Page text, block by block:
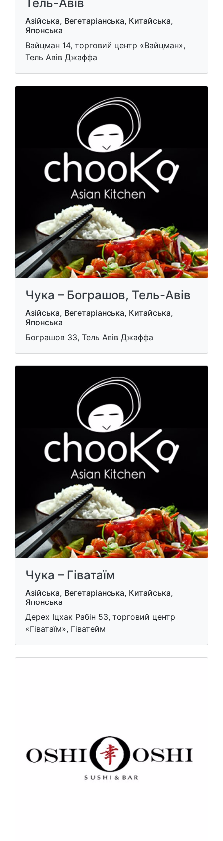
Тель-Авів
Азійська, Вегетаріанська, Китайська,
Японська
Вайцман 14, торговий центр «Вайцман»,
Тель Авів Джаффа
Чука – Бограшов, Тель-Авів
Азійська, Вегетаріанська, Китайська,
Японська
Бограшов 33, Тель Авів Джаффа
Чука – Гіватаїм
Азійська, Вегетаріанська, Китайська,
Японська
Дерех Іцхак Рабін 53, торговий центр
«Гіватаїм», Гіватейм